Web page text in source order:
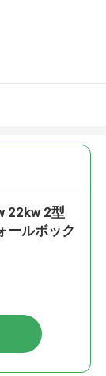
22kw 2型
ールボック